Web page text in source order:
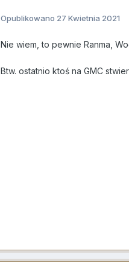
Opublikowano 27 Kwietnia 2021
Nie wiem, to pewnie Ranma,
Btw. ostatnio ktoś na GMC